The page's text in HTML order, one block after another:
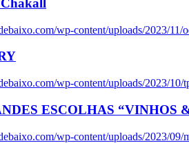
wp-content/uploads/2023/11/
wp-content/uploads/2023/
ESCOLHAS “VINHOS
wp-content/uploads/2023/